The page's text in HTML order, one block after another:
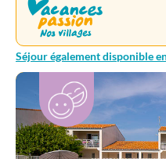
Séjour également disponible